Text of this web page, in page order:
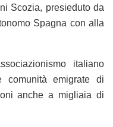
Scozia, presieduto da
Spagna con alla
italiano
comunità emigrate di
anche a migliaia di